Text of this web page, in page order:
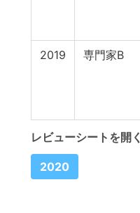
2019 専門家B
レビューシートを開く
2020